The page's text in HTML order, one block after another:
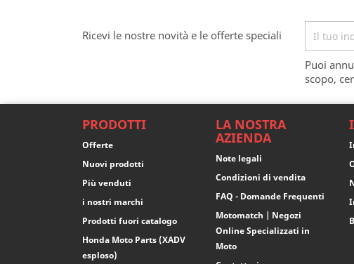
Ricevi le nostre novità e le offerte speciali
Puoi
scopo,
PRODOTTI
Offerte
Nuovi prodotti
Più venduti
i nostri marchi
Prodotti fuori catalogo
Honda Moto Parts (XADV
esploso)
LA NOSTRA
AZIENDA
Note legali
Condizioni di vendita
FAQ - Domande Frequenti
Motomatch | Negozi
Online Specializzati in
Moto